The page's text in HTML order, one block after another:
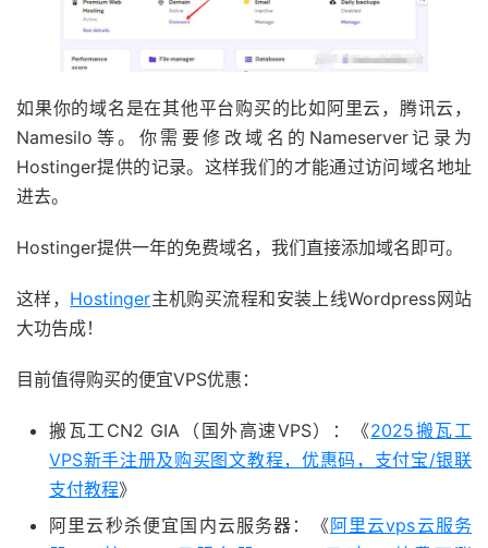
如果你的域名是在其他平台购买的比如阿里云，腾讯云，
Namesilo等。你需要修改域名的Nameserver记录为
Hostinger提供的记录。这样我们的才能通过访问域名地址
进去。
Hostinger提供一年的免费域名，我们直接添加域名即可。
这样， Hostinger主机购买流程和安装上线Wordpress网站
大功告成！
目前值得购买的便宜VPS优惠：
搬瓦工CN2 GIA（国外高速VPS）：《2025搬瓦工
VPS新手注册及购买图文教程，优惠码，支付宝/银联
支付教程》
阿里云秒杀便宜国内云服务器：《阿里云vps云服务